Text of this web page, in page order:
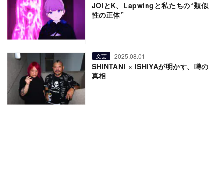
JOIとK、Lapwingと私たちの“類似
性の正体”
文芸 2025.08.01
SHINTANI × ISHIYAが明かす、噂の
真相